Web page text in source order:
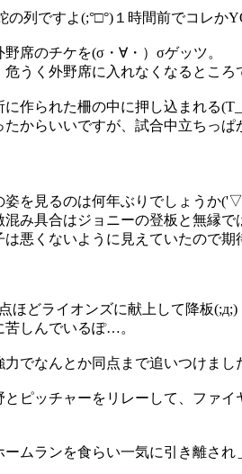
の列ですよ(;°□°)１時間前でコレか
席のチケを(σ・∀・）σゲッツ。
危うく外野席に入れなくなるところ
に作られた柵の中に押し込まれる
たからいいですが、試合中立ちっ
姿を見るのは何年ぶりでしょうか
み具合はジョニーの登板と無縁で
は悪くないように見えていたので
ほどライオンズに献上して降板(;д;)
しんでいるぽ…。
でなんとか同点まで追いつけまし
ピッチャーをリレーして、ファイ
ムランを食らい一気に引き離され